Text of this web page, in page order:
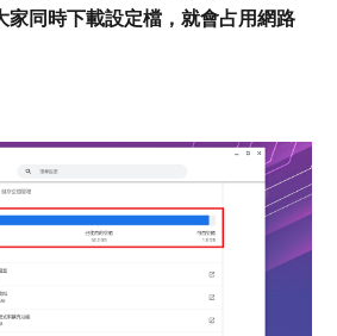
家同時下載設定檔，就會占用網路